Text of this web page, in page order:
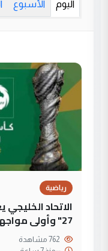
اليوم الأسبوع
رياضية
الاتحاد
27" وأولى مواجهات العراق